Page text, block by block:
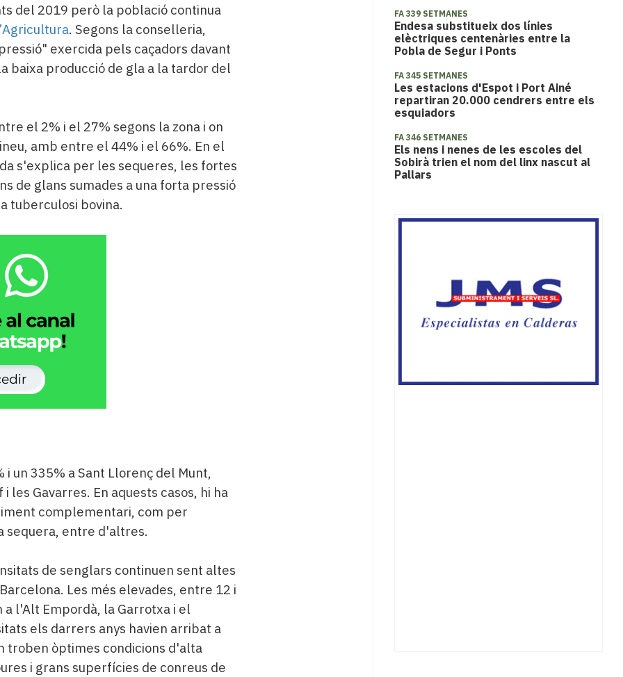
del 2019 però la població continua
. Segons la conselleria,
exercida pels caçadors davant
producció de gla a la tardor del
el 2% i el 27% segons la zona i on
amb entre el 44% i el 66%. En el
s'explica per les sequeres, les fortes
de glans sumades a una forta pressió
tuberculosi bovina.
un 335% a Sant Llorenç del Munt,
les Gavarres. En aquests casos, hi ha
complementari, com per
sequera, entre d'altres.
de senglars continuen sent altes
Les més elevades, entre 12 i
l'Alt Empordà, la Garrotxa i el
els darrers anys havien arribat a
troben òptimes condicions d'alta
i grans superfícies de conreus de
FA 339 SETMANES
Endesa substitueix dos línies
elèctriques centenàries entre la
Pobla de Segur i Ponts
FA 345 SETMANES
​Les estacions d'Espot i Port Ainé
repartiran 20.000 cendrers entre els
esquiadors
FA 346 SETMANES
Els nens i nenes de les escoles del
Sobirà trien el nom del linx nascut al
Pallars